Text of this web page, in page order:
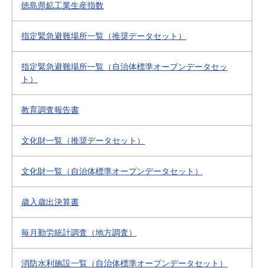
徳島県鉱工業生産指数
指定緊急避難場所一覧（推奨データセット）
指定緊急避難場所一覧（自治体標準オープンデータセッ
ト）
教育調査報告書
文化財一覧（推奨データセット）
文化財一覧（自治体標準オープンデータセット）
歳入歳出決算書
毎月勤労統計調査（地方調査）
消防水利施設一覧（自治体標準オープンデータセット）